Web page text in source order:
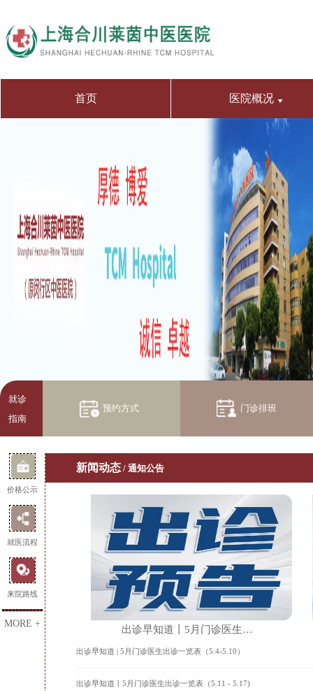
首页 医院概况
就诊
指南
预约方式 门诊排班
价格公示
就医流程
来院路线
MORE +
新闻动态 / 通知公告
出诊早知道丨5月门诊医生…
出诊早知道 | 5月门诊医生出诊一览表（5.4-5.10）
出诊早知道丨5月门诊医生出诊一览表（5.11 - 5.17)